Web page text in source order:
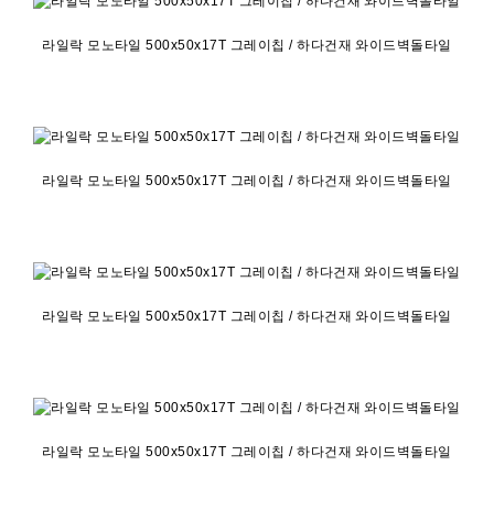
라일락 모노타일 500x50x17T 그레이칩 / 하다건재 와이드벽돌타일
라일락 모노타일 500x50x17T 그레이칩 / 하다건재 와이드벽돌타일
라일락 모노타일 500x50x17T 그레이칩 / 하다건재 와이드벽돌타일
라일락 모노타일 500x50x17T 그레이칩 / 하다건재 와이드벽돌타일